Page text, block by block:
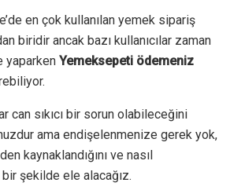
en çok kullanılan yemek sipariş
biridir ancak bazı kullanıcılar zaman
yaparken Yemeksepeti ödemeniz
can sıkıcı bir sorun olabileceğini
ama endişelenmenize gerek yok,
kaynaklandığını ve nasıl
şekilde ele alacağız.